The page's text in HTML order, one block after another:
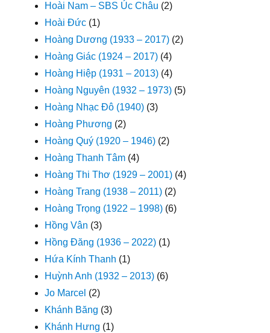
Hoài Nam – SBS Úc Châu (2)
Hoài Đức (1)
Hoàng Dương (1933 – 2017) (2)
Hoàng Giác (1924 – 2017) (4)
Hoàng Hiệp (1931 – 2013) (4)
Hoàng Nguyên (1932 – 1973) (5)
Hoàng Nhạc Đô (1940) (3)
Hoàng Phương (2)
Hoàng Quý (1920 – 1946) (2)
Hoàng Thanh Tâm (4)
Hoàng Thi Thơ (1929 – 2001) (4)
Hoàng Trang (1938 – 2011) (2)
Hoàng Trọng (1922 – 1998) (6)
Hồng Vân (3)
Hồng Đăng (1936 – 2022) (1)
Hứa Kính Thanh (1)
Huỳnh Anh (1932 – 2013) (6)
Jo Marcel (2)
Khánh Băng (3)
Khánh Hưng (1)